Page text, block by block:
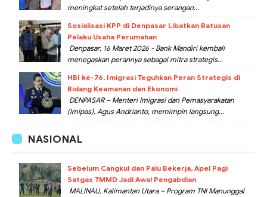
meningkat setelah terjadinya serangan...
Sosialisasi KPP di Denpasar Libatkan Ratusan
Pelaku Usaha Perumahan
Denpasar, 16 Maret 2026 - Bank Mandiri kembali
menegaskan perannya sebagai mitra strategis...
HBI ke-76, Imigrasi Teguhkan Peran Strategis di
Bidang Keamanan dan Ekonomi
DENPASAR – Menteri Imigrasi dan Pemasyarakatan
(Imipas), Agus Andrianto, memimpin langsung...
NASIONAL
Sebelum Cangkul dan Palu Bekerja, Apel Pagi
Satgas TMMD Jadi Awal Pengabdian
MALINAU, Kalimantan Utara – Program TNI Manunggal